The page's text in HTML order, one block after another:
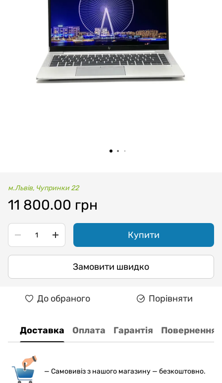
м.Львів, Чупринки 22
11 800.00 грн
Купити
Замовити швидко
До обраного Порівняти
Доставка Оплата Гарантія Повернення
— Самовивіз з нашого магазину — безкоштовно.